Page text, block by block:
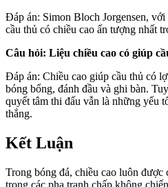
Đáp án: Simon Bloch Jorgensen,
cầu thủ có chiều cao ấn tượng nhất
Câu hỏi: Liệu chiều cao có giúp
Đáp án: Chiều cao giúp cầu thủ có
bóng bổng, đánh đầu và ghi bàn.
quyết tâm thi đấu vẫn là những yếu
thắng.
Kết Luận
Trong bóng đá, chiều cao luôn
trong các pha tranh chấp không